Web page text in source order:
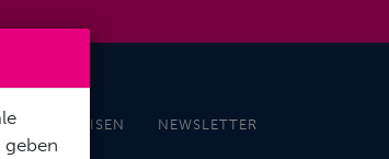
TAUCHREISEN NEWSLETTER